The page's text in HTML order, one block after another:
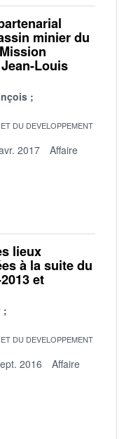
minier du
Louis
DU DEVELOPPEMENT
2017
Affaire
lieux
à la suite du
et
DU DEVELOPPEMENT
2016
Affaire